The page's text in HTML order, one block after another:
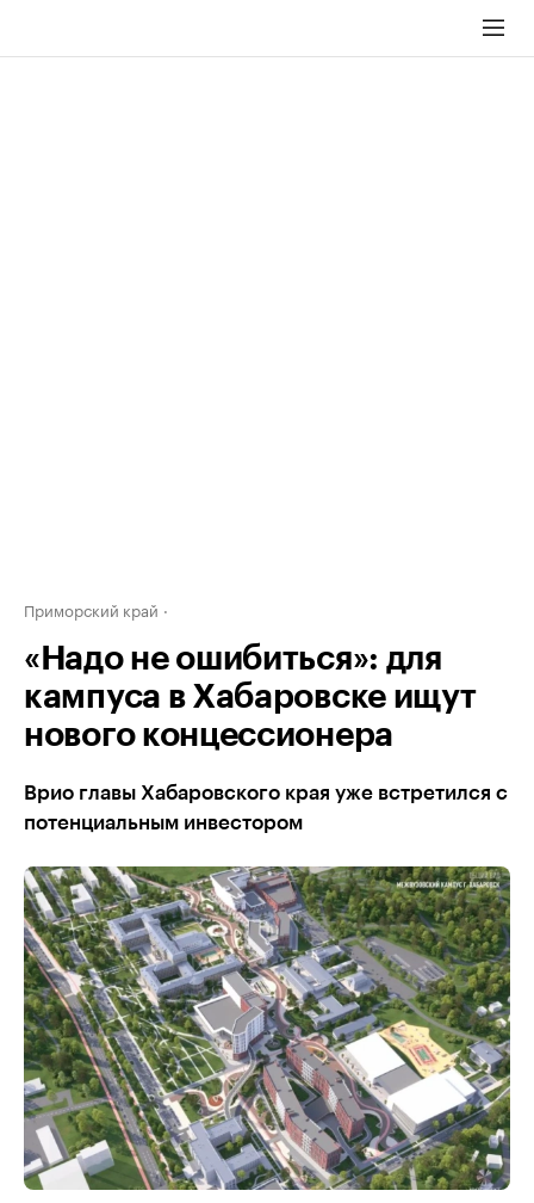
Приморский край
«Надо не ошибиться»: для
кампуса в Хабаровске ищут
нового концессионера
Врио главы Хабаровского края уже встретился с
потенциальным инвестором